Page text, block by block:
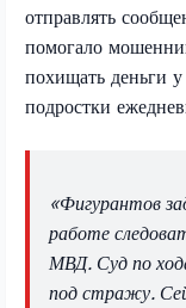
отправлять
помогало
похищать деньги
подростки
«Фигурантов
работе
МВД. Суд по
под стражу.